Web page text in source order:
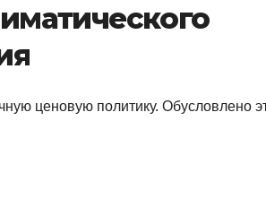
ценовую политику. Обусловлено